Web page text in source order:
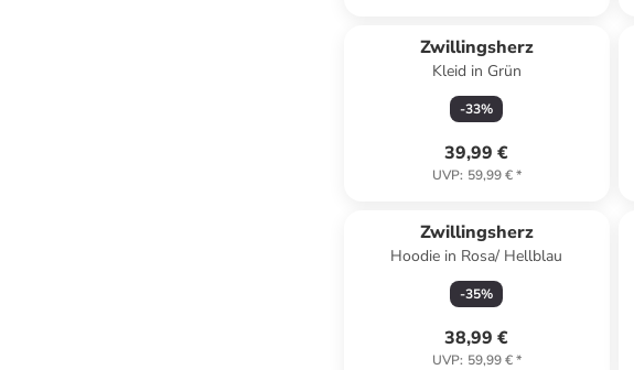
Zwillingsherz
Kleid in Grün
-33%
39,99 €
UVP: 59,99 €*
Zwillingsherz
Hoodie in Rosa/ Hellblau
-35%
38,99 €
UVP: 59,99 €*